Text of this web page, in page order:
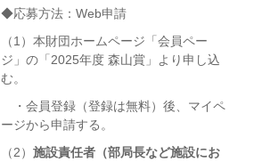
◆応募方法：Web申請
（1）本財団ホームページ 「会員ペー
ジ」の「2025年度 森山賞」より申し込
む。
・会員登録（登録は無料）後、マイペ
ージから申請する。
（2）施設責任者（部局長など施設にお